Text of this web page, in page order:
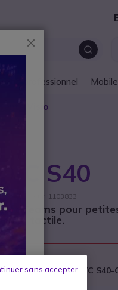
professionnel
Visio
S40
fournisseur: 1103833
Teams pour
tactile.
à la vente
par Yealink MVC S40-
sans accepter